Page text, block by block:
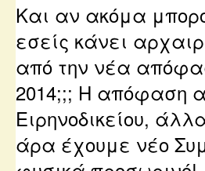
Και αν ακόμα
εσείς κάνει
από την νέα
2014;;; H απόφαση
Ειρηνοδικείου,
άρα έχουμε νέο